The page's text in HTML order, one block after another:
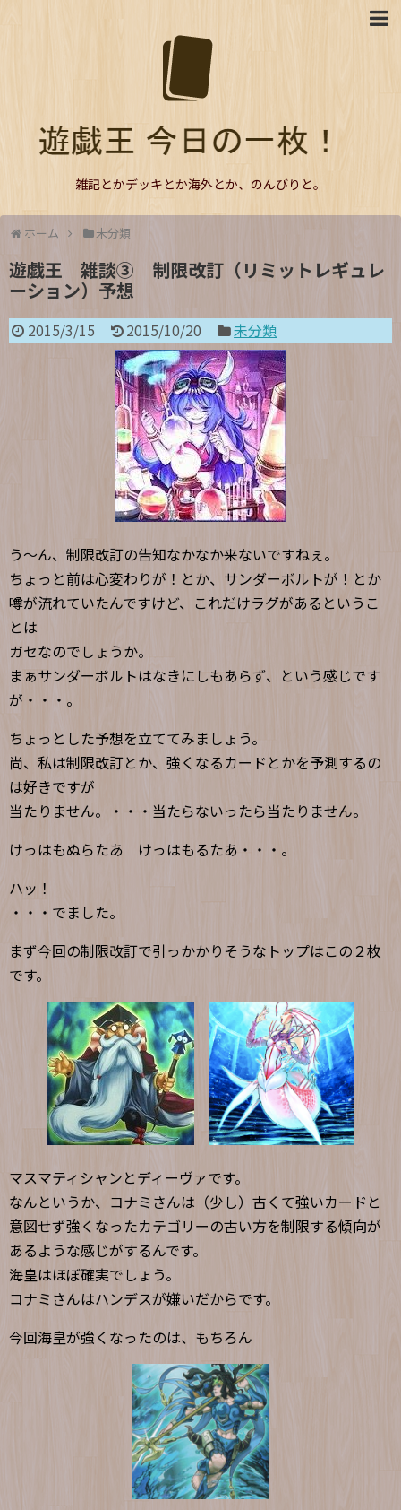
雑記とかデッキとか海外とか、のんびりと。
ホーム 未分類
遊戯王 雑談③ 制限改訂（リミットレギュレ
ーション）予想
2015/3/15 2015/10/20 未分類
う〜ん、制限改訂の告知なかなか来ないですねぇ。
ちょっと前は心変わりが！とか、サンダーボルトが！とか
噂が流れていたんですけど、これだけラグがあるというこ
とは
ガセなのでしょうか。
まぁサンダーボルトはなきにしもあらず、という感じです
が・・・。
ちょっとした予想を立ててみましょう。
尚、私は制限改訂とか、強くなるカードとかを予測するの
は好きですが
当たりません。・・・当たらないったら当たりません。
けっはもぬらたあ けっはもるたあ・・・。
ハッ！
・・・でました。
まず今回の制限改訂で引っかかりそうなトップはこの２枚
です。
マスマティシャンとディーヴァです。
なんというか、コナミさんは（少し）古くて強いカードと
意図せず強くなったカテゴリーの古い方を制限する傾向が
あるような感じがするんです。
海皇はほぼ確実でしょう。
コナミさんはハンデスが嫌いだからです。
今回海皇が強くなったのは、もちろん